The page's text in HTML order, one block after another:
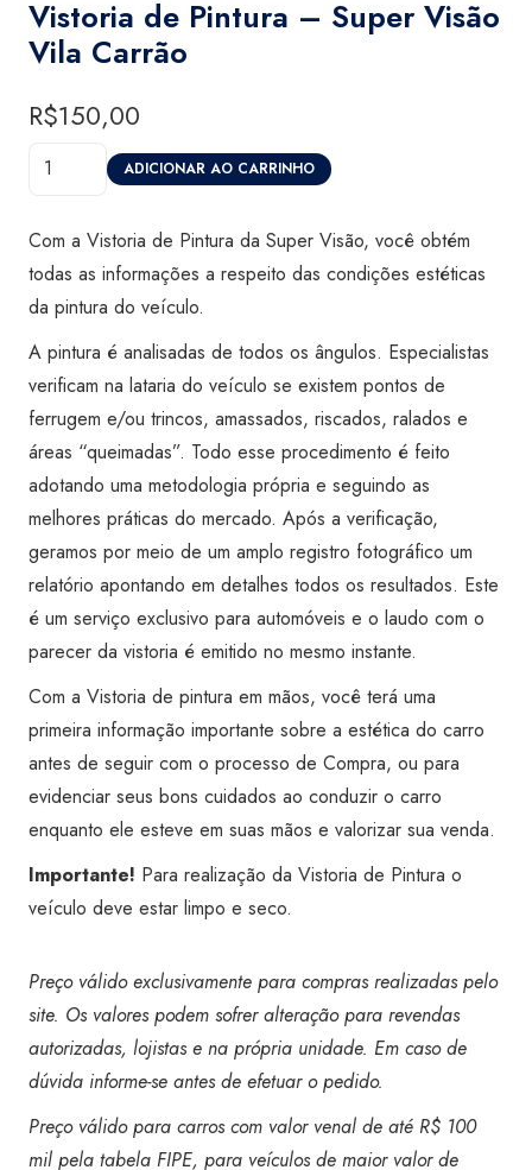
Vistoria de Pintura – Super Visão
Vila Carrão
R$150,00
Vistoria
Super
Visão
Vila
Carrão
quantidade
ADICIONAR AO CARRINHO
Com a Vistoria de Pintura da Super Visão, você obtém
todas as informações a respeito das condições estéticas
da pintura do veículo.
A pintura é analisadas de todos os ângulos. Especialistas
verificam na lataria do veículo se existem pontos de
ferrugem e/ou trincos, amassados, riscados, ralados e
áreas “queimadas”. Todo esse procedimento é feito
adotando uma metodologia própria e seguindo as
melhores práticas do mercado. Após a verificação,
geramos por meio de um amplo registro fotográfico um
relatório apontando em detalhes todos os resultados. Este
é um serviço exclusivo para automóveis e o laudo com o
parecer da vistoria é emitido no mesmo instante.
Com a Vistoria de pintura em mãos, você terá uma
primeira informação importante sobre a estética do carro
antes de seguir com o processo de Compra, ou para
evidenciar seus bons cuidados ao conduzir o carro
enquanto ele esteve em suas mãos e valorizar sua venda.
Importante! Para realização da Vistoria de Pintura o
veículo deve estar limpo e seco.
Preço válido exclusivamente para compras realizadas pelo
site. Os valores podem sofrer alteração para revendas
autorizadas, lojistas e na própria unidade. Em caso de
dúvida informe-se antes de efetuar o pedido.
Preço válido para carros com valor venal de até R$ 100
mil pela tabela FIPE, para veículos de maior valor de